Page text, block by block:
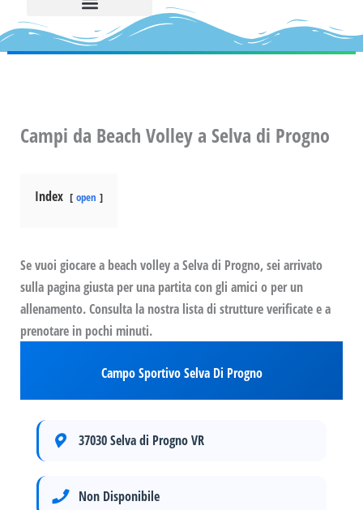
Campi da Beach Volley a Selva di Progno
Index open
Se vuoi giocare a beach volley a Selva di Progno, sei arrivato
sulla pagina giusta per una partita con gli amici o per un
allenamento. Consulta la nostra lista di strutture verificate e a
prenotare in pochi minuti.
Campo Sportivo Selva Di Progno
37030 Selva di Progno VR
Non Disponibile